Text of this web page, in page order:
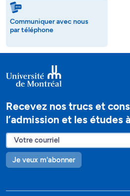
Communiquer avec nous
par téléphone
Recevez nos trucs et
l’admission et les études
Je veux m'abonner